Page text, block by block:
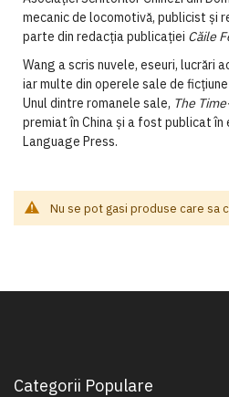
mecanic de locomotivă, publicist şi
parte din redacţia publicaţiei Căile
Wang a scris nuvele, eseuri, lucrări
iar multe din operele sale de
Unul dintre romanele sale, The
premiat în China şi a fost publicat
Language Press.
Nu se pot gasi produse care sa
Categorii Populare